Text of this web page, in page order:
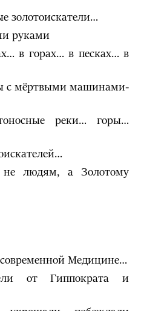
золотоискатели…
руками
в горах… в песках… в
с мёртвыми машинами-
реки… горы…
людям, а Золотому
Медицине…
от Гиппократа и